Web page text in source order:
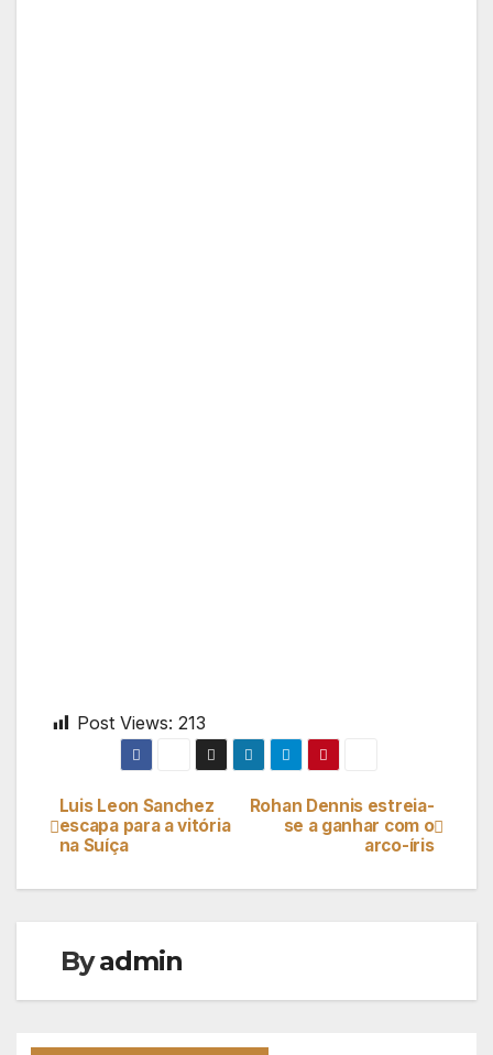
Post Views: 213
Navegação
de
Rohan Dennis estreia-
se a ganhar com o
arco-íris
Luis Leon Sanchez
escapa para a vitória
na Suíça
Byadmin